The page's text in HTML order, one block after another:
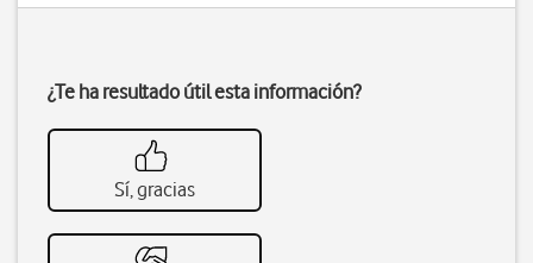
¿Te ha resultado útil esta información?
Sí, gracias